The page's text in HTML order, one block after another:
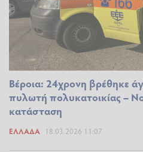
Βέροια: 24χρονη βρέθηκε
πυλωτή πολυκατοικίας –
κατάσταση
ΕΛΛΆΔΑ 18.03.2026 11:07